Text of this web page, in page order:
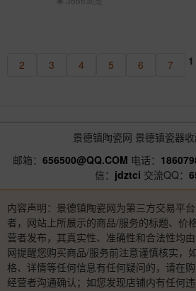
1
2 3 4 5 6 7
景德镇陶瓷网 景德镇瓷器
邮箱： 656500@QQ.COM 电话：
信： jdztci 交流QQ：
内容声明：景德镇陶瓷网为第三方交易平
者，网站上所展示的商品/服务的标题、价
营者发布，其真实性、准确性和合法性均
网提醒您购买商品/服务前注意谨慎核实，
格、详情等任何信息有任何疑问的，请在
经营者沟通确认；如您发现店铺内有任何